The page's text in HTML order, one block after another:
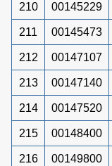
210 00145229
211 00145473
212 00147107
213 00147140
214 00147520
215 00148400
216 00149800